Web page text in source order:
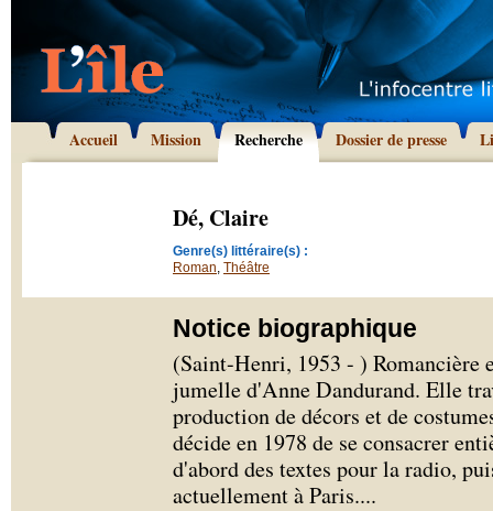
Accueil Mission Recherche Dossier de presse
Dé, Claire
Genre(s) littéraire(s) :
Roman, Théâtre
Notice biographique
(Saint-Henri, 1953 - ) Romancière
jumelle d'Anne Dandurand. Elle
production de décors et de
décide en 1978 de se consacrer
d'abord des textes pour la radio,
actuellement à Paris....